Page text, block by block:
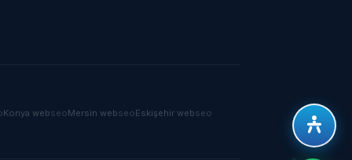
Konya webseoMersin webseoEskişehir webseo